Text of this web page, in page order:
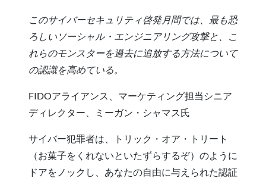
このサイバーセキュリティ啓発月間では、最も恐
ろしいソーシャル・エンジニアリング攻撃と、こ
れらのモンスターを過去に追放する方法について
の認識を高めている。
FIDOアライアンス、マーケティング担当シニア
ディレクター、ミーガン・シャマス氏
サイバー犯罪者は、トリック・オア・トリート
（お菓子をくれないといたずらするぞ）のように
ドアをノックし、あなたの自由に与えられた認証